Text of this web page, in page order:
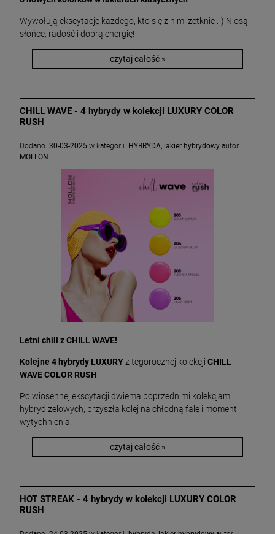
Wywołują ekscytację każdego, kto się z nimi zetknie :-) Niosą
słońce, radość i dobrą energię!
czytaj całość »
CHILL WAVE - 4 hybrydy w kolekcji LUXURY COLOR
RUSH
Dodano: 30-03-2025 w kategorii: HYBRYDA, lakier hybrydowy autor:
MOLLON
Letni chill z CHILL WAVE!
Kolejne 4 hybrydy LUXURYz tegorocznej kolekcji CHILL
WAVE COLOR RUSH
Po wiosennej ekscytacji dwiema poprzednimi kolekcjami
hybryd żelowych, przyszła kolej na chłodną falę i moment
wytychnienia.
czytaj całość »
HOT STREAK - 4 hybrydy w kolekcji LUXURY COLOR
RUSH